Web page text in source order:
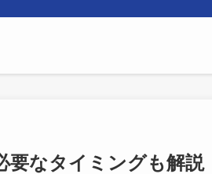
要なタイミングも解説